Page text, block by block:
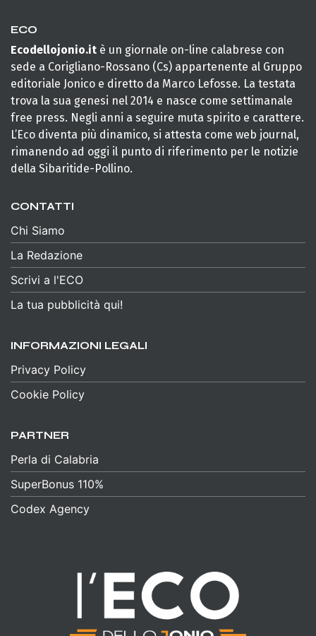
ECO
Ecodellojonio.it è un giornale on-line calabrese con
sede a Corigliano-Rossano (Cs) appartenente al Gruppo
editoriale Jonico e diretto da Marco Lefosse. La testata
trova la sua genesi nel 2014 e nasce come settimanale
free press. Negli anni a seguire muta spirito e carattere.
L’Eco diventa più dinamico, si attesta come web journal,
rimanendo ad oggi il punto di riferimento per le notizie
della Sibaritide-Pollino.
CONTATTI
Chi Siamo
La Redazione
Scrivi a l'ECO
La tua pubblicità qui!
INFORMAZIONI LEGALI
Privacy Policy
Cookie Policy
PARTNER
Perla di Calabria
SuperBonus 110%
Codex Agency